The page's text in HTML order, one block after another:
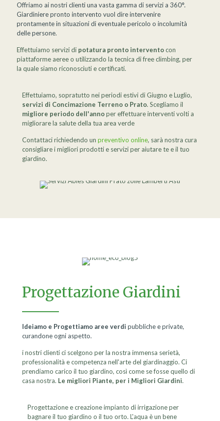
Offriamo ai nostri clienti una vasta gamma di servizi a 360°.
Giardiniere pronto intervento vuol dire intervenire
prontamente in situazioni di eventuale pericolo o incolumità
delle persone.
Effettuiamo servizi di potatura pronto interventocon
piattaforme aeree o utilizzando la tecnica di free climbing, per
la quale siamo riconosciuti e certificati.
Effettuiamo, sopratutto nei periodi estivi di Giugno e Luglio,
servizi di Concimazione Terreno o Prato. Scegliamo il
migliore periodo dell'annoper effettuare interventi volti a
migliorare la salute della tua area verde
Contattaci richiedendo un preventivo online, sarà nostra cura
consigliare i migliori prodotti e servizi per aiutare te e il tuo
giardino.
Progettazione Giardini
Ideiamo e Progettiamo aree verdi pubbliche e private,
curandone ogni aspetto.
i nostri clienti ci scelgono per la nostra immensa serietà,
professionalità e competenza nell'arte del giardinaggio. Ci
prendiamo carico il tuo giardino, così come se fosse quello di
casa nostra. Le migliori Piante, per i Migliori Giardini.
Progettazione e creazione impianto di irrigazione per
bagnare il tuo giardino o il tuo orto. L'aqua è un bene